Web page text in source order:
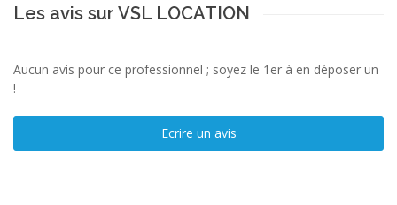
Les avis sur VSL LOCATION
Aucun avis pour ce professionnel ; soyez le 1er à en déposer un
!
Ecrire un avis